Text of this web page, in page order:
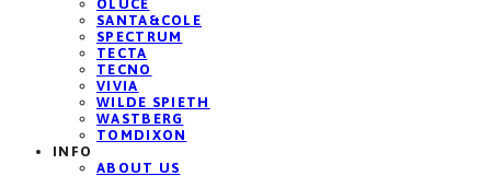
OLUCE
SANTA&COLE
SPECTRUM
TECTA
TECNO
VIVIA
WILDE SPIETH
WASTBERG
TOMDIXON
INFO
ABOUT US